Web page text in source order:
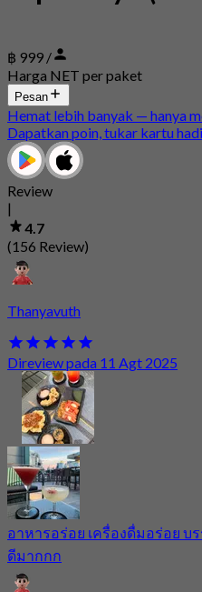
฿ 999 /
Harga NET per paket
Pesan
Hemat lebih banyak — hanya
Dapatkan poin, tukar kartu
Review
|
4.7
(156 Review)
Thanyavuth
Direview pada 11 Agt 2025
อาหารอร่อย เครื่องดื่มอร่อย บ
ดีมากกก